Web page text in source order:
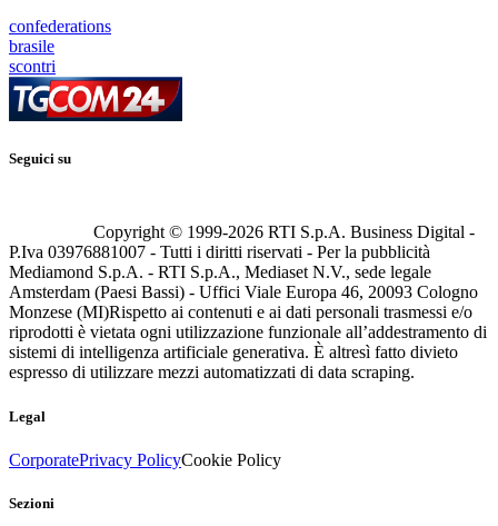
confederations
brasile
scontri
Seguici su
Copyright © 1999-2026 RTI S.p.A. Business Digital -
P.Iva 03976881007 - Tutti i diritti riservati - Per la pubblicità
Mediamond S.p.A. - RTI S.p.A., Mediaset N.V., sede legale
Amsterdam (Paesi Bassi) - Uffici Viale Europa 46, 20093 Cologno
Monzese (MI)Rispetto ai contenuti e ai dati personali trasmessi e/o
riprodotti è vietata ogni utilizzazione funzionale all’addestramento di
sistemi di intelligenza artificiale generativa. È altresì fatto divieto
espresso di utilizzare mezzi automatizzati di data scraping.
Legal
CorporatePrivacy PolicyCookie Policy
Sezioni